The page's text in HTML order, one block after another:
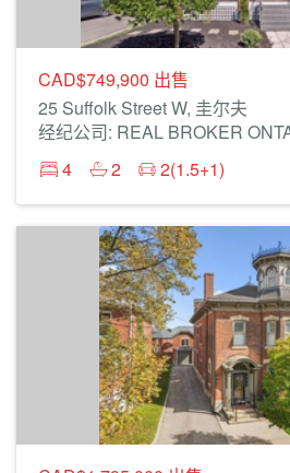
CAD$749,900 出售
25 Suffolk Street W, 圭尔夫
经纪公司: REAL BROKER
4
2 2(1.5+1)